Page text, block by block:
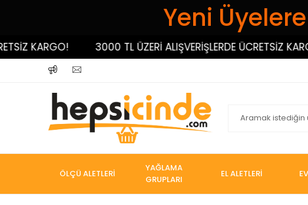
Yeni
KARGO! 3000 TL ÜZERİ ALIŞVERİŞLERDE ÜCRETSİZ KARGO!
ÖLÇÜ ALETLERİ
YAĞLAMA
GRUPLARI
EL ALETLERİ